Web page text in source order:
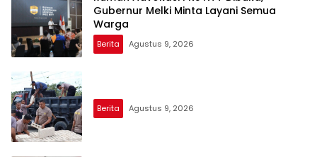
Gubernur Melki Minta Layani Semua
Warga
Berita Agustus 9, 2026
Berita Agustus 9, 2026